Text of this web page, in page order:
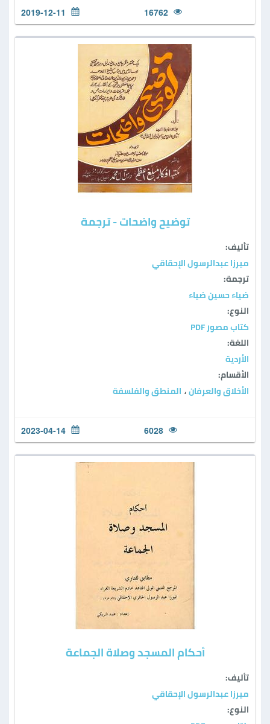
16762
2019-12-11
توضيح واضحات - ترجمة
تأليف:
ميرزا عبدالرسول الإحقاقي
ترجمة:
ضياء حسين ضياء
النوع:
كتاب مصور PDF
اللغة:
الأردية
الأقسام:
الأخلاق والعرفان ، المنطق والفلسفة
6028
2023-04-14
أحكام المسجد وصلاة الجماعة
تأليف:
ميرزا عبدالرسول الإحقاقي
النوع: